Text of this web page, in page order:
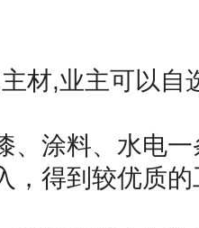
材,业主可以自
、涂料、水电
，得到较优质